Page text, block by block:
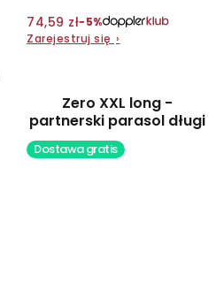
74,59 zł−5%
Zarejestruj się ›
Zero XXL long -
partnerski parasol długi
Dostawa gratis